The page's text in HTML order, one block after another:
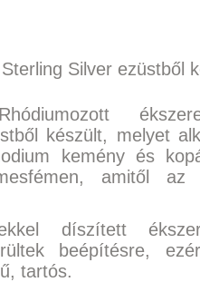
Silver ezüstből
készült, melyet
kemény és
amitől az
díszített
beépítésre,
tartós.